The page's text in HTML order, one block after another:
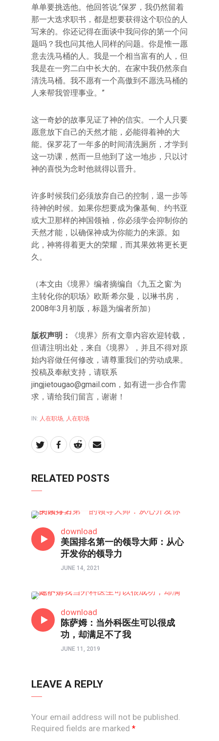
单单要挑选他。他回答说:“保罗，我仍然留着
那一大迭求职书，都是想要获得这个职位的人
写来的。你还记得在面谈中我问你的第一个问
题吗？我也问其他人同样的问题。你是惟一愿
意去洗马桶的人。我是一个相当富有的人，但
我是在一穷二白中长大的。在家中我仍然亲自
清洗马桶。我不愿有一个高傲到不愿洗马桶的
人来帮我管理事业。”
这一奇妙的故事见证了神的信实。一个人只要
愿意放下自己的天然才能，必能得着神的大
能。保罗花了一年多的时间清洗厕所，才学到
这一功课，然而一旦他到了这一地步，只以讨
神的喜悦为念时他就得以晋升。
许多时候我们必须放弃自己的控制，退一步等
待神的时候。如果你想要成为像基甸、约书亚
或大卫那样的神国领袖，你必须学会抑制你的
天然才能，以确保神成为你能力的来源。如
此，神将得着更大的荣耀，而其果效将更长更
久。
（本文由《境界》编者摘编自《九五之窗:为
主转化你的职场》欧斯·希尔曼，以琳书房，
2008年3月初版，标题为编者所加）
版权声明：
《境界》所有文章内容欢迎转载，
但请注明出处，来自《境界》，并且不得对原
始内容做任何修改，请尊重我们的劳动成果。
投稿及奉献支持，请联系
jingjietougao@gmail.com，如有进一步合作需
求，请给我们留言，谢谢！
IN: 人在职场, 人在职场
RELATED POSTS
download
美国排名第一的领导大师：从心
开发你的领导力
JUNE 14, 2021
download
陈萨姆：当外科医生可以很成
功，却满足不了我
JUNE 11, 2019
LEAVE A REPLY
Your email address will not be published.
Required fields are marked *